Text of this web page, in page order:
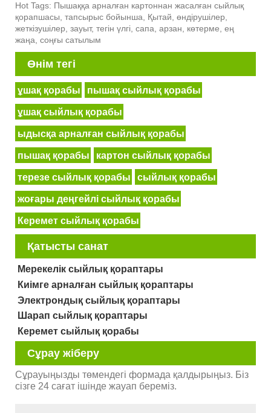
Hot Tags: Пышаққа арналған картоннан жасалған сыйлық
қорапшасы, тапсырыс бойынша, Қытай, өндірушілер,
жеткізушілер, зауыт, тегін үлгі, сапа, арзан, көтерме, ең
жаңа, соңғы сатылым
Өнім тегі
ұшақ қорабы пышақ сыйлық қорабы
ұшақ сыйлық қорабы
ыдысқа арналған сыйлық қорабы
пышақ қорабы картон сыйлық қорабы
терезе сыйлық қорабы сыйлық қорабы
жоғары деңгейлі сыйлық қорабы
Керемет сыйлық қорабы
Қатысты санат
Мерекелік сыйлық қораптары
Киімге арналған сыйлық қораптары
Электрондық сыйлық қораптары
Шарап сыйлық қораптары
Керемет сыйлық қорабы
Сұрау жіберу
Сұрауыңызды төмендегі формада қалдырыңыз. Біз
сізге 24 сағат ішінде жауап береміз.